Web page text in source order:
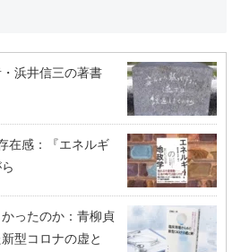
浜井信三の著書
在感：『エネルギ
ったのか：青柳貞
型コロナの虚と